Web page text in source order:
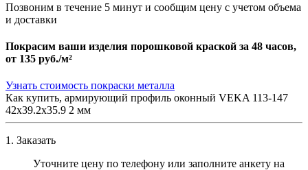
Позвоним в течение 5 минут и сообщим цену с учетом объема
и доставки
Покрасим ваши изделия порошковой краской за 48 часов,
от 135 руб./м²
Узнать стоимость покраски металла
Как купить, армирующий профиль оконный VEKA 113-147
42х39.2х35.9 2 мм
1. Заказать
Уточните цену по телефону или заполните анкету на